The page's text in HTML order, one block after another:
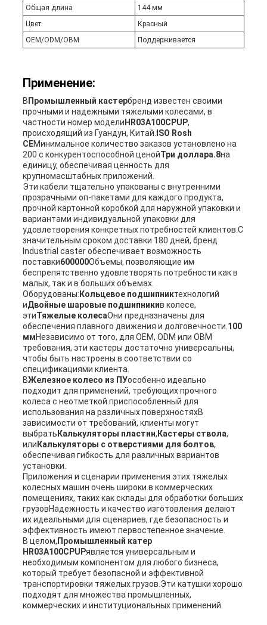
Общая длина
144 мм
Цвет
Красный
OEM/ODM/OBM
Поддерживается
Применение:
В Промышленный кастербренд известен своими
прочными и надежными тяжелыми колесами, в
частности номер модели HR03A100CPUP,
происходящий из Гуандун, Китай. ISO Rosh
CEМинимальное количество заказов установлено на
200 с конкурентоспособной ценойТри доллара.8на
единицу, обеспечивая ценность для
крупномасштабных приложений.
Эти кабели тщательно упакованы с внутренними
прозрачными оп-пакетами для каждого продукта,
прочной картонной коробкой для наружной упаковки и
вариантами индивидуальной упаковки для
удовлетворения конкретных потребностей клиентов.С
значительным сроком доставки 180 дней, бренд
Industrial caster обеспечивает возможность
поставки600000Объемы, позволяющие им
беспрепятственно удовлетворять потребности как в
малых, так и в больших объемах.
Оборудованы: Кольцевое подшипниктехнологий
иДвойные шаровые подшипникив колесе,
этиТяжелые колесаОни предназначены для
обеспечения плавного движения и долговечности.100
ммНезависимо от того, для OEM, ODM или OBM
требования, эти кастеры достаточно универсальны,
чтобы быть настроены в соответствии со
спецификациями клиента.
ВЖелезное колесо из ПУособенно идеально
подходит для применений, требующих прочного
колеса с неотметкой.приспособленный для
использования на различных поверхностяхВ
зависимости от требований, клиенты могут
выбрать Калькуляторы пластин, Кастеры ствола,
или Калькуляторы с отверстиями для болтов,
обеспечивая гибкость для различных вариантов
установки.
Приложения и сценарии применения этих тяжелых
колесных машин очень широки.в коммерческих
помещениях, таких как склады для обработки больших
грузовНадежность и качество изготовления делают
их идеальными для сценариев, где безопасность и
эффективность имеют первостепенное значение.
В целом, Промышленный катер
HR03A100CPUPявляется универсальным и
необходимым компонентом для любого бизнеса,
который требует безопасной и эффективной
транспортировки тяжелых грузов.Эти катушки хорошо
подходят для множества промышленных,
коммерческих и институциональных применений.